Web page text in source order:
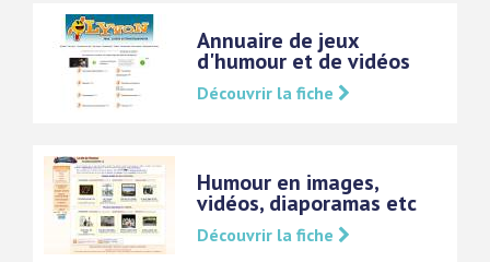
Annuaire de jeux
d'humour et de vidéos
Découvrir la fiche
Humour en images,
vidéos, diaporamas etc
Découvrir la fiche